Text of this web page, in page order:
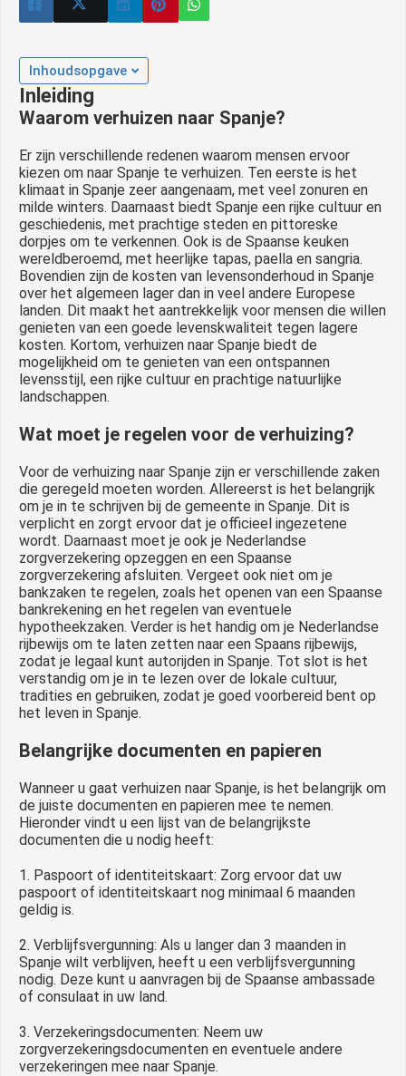
Inhoudsopgave
Inleiding
Waarom verhuizen naar Spanje?
Er zijn verschillende redenen waarom mensen ervoor
kiezen om naar Spanje te verhuizen. Ten eerste is het
klimaat in Spanje zeer aangenaam, met veel zonuren en
milde winters. Daarnaast biedt Spanje een rijke cultuur en
geschiedenis, met prachtige steden en pittoreske
dorpjes om te verkennen. Ook is de Spaanse keuken
wereldberoemd, met heerlijke tapas, paella en sangria.
Bovendien zijn de kosten van levensonderhoud in Spanje
over het algemeen lager dan in veel andere Europese
landen. Dit maakt het aantrekkelijk voor mensen die willen
genieten van een goede levenskwaliteit tegen lagere
kosten. Kortom, verhuizen naar Spanje biedt de
mogelijkheid om te genieten van een ontspannen
levensstijl, een rijke cultuur en prachtige natuurlijke
landschappen.
Wat moet je regelen voor de verhuizing?
Voor de verhuizing naar Spanje zijn er verschillende zaken
die geregeld moeten worden. Allereerst is het belangrijk
om je in te schrijven bij de gemeente in Spanje. Dit is
verplicht en zorgt ervoor dat je officieel ingezetene
wordt. Daarnaast moet je ook je Nederlandse
zorgverzekering opzeggen en een Spaanse
zorgverzekering afsluiten. Vergeet ook niet om je
bankzaken te regelen, zoals het openen van een Spaanse
bankrekening en het regelen van eventuele
hypotheekzaken. Verder is het handig om je Nederlandse
rijbewijs om te laten zetten naar een Spaans rijbewijs,
zodat je legaal kunt autorijden in Spanje. Tot slot is het
verstandig om je in te lezen over de lokale cultuur,
tradities en gebruiken, zodat je goed voorbereid bent op
het leven in Spanje.
Belangrijke documenten en papieren
Wanneer u gaat verhuizen naar Spanje, is het belangrijk om
de juiste documenten en papieren mee te nemen.
Hieronder vindt u een lijst van de belangrijkste
documenten die u nodig heeft:
1. Paspoort of identiteitskaart: Zorg ervoor dat uw
paspoort of identiteitskaart nog minimaal 6 maanden
geldig is.
2. Verblijfsvergunning: Als u langer dan 3 maanden in
Spanje wilt verblijven, heeft u een verblijfsvergunning
nodig. Deze kunt u aanvragen bij de Spaanse ambassade
of consulaat in uw land.
3. Verzekeringsdocumenten: Neem uw
zorgverzekeringsdocumenten en eventuele andere
verzekeringen mee naar Spanje.
gebruikt
te
Hierdoor
website-
van